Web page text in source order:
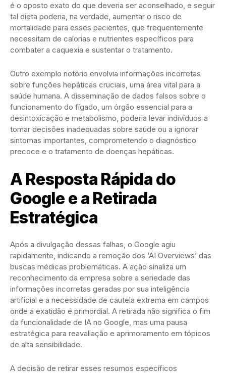
é o oposto exato do que deveria ser aconselhado, e seguir
tal dieta poderia, na verdade, aumentar o risco de
mortalidade para esses pacientes, que frequentemente
necessitam de calorias e nutrientes específicos para
combater a caquexia e sustentar o tratamento.
Outro exemplo notório envolvia informações incorretas
sobre funções hepáticas cruciais, uma área vital para a
saúde humana. A disseminação de dados falsos sobre o
funcionamento do fígado, um órgão essencial para a
desintoxicação e metabolismo, poderia levar indivíduos a
tomar decisões inadequadas sobre saúde ou a ignorar
sintomas importantes, comprometendo o diagnóstico
precoce e o tratamento de doenças hepáticas.
A Resposta Rápida do
Google e a Retirada
Estratégica
Após a divulgação dessas falhas, o Google agiu
rapidamente, indicando a remoção dos ‘AI Overviews’ das
buscas médicas problemáticas. A ação sinaliza um
reconhecimento da empresa sobre a seriedade das
informações incorretas geradas por sua inteligência
artificial e a necessidade de cautela extrema em campos
onde a exatidão é primordial. A retirada não significa o fim
da funcionalidade de IA no Google, mas uma pausa
estratégica para reavaliação e aprimoramento em tópicos
de alta sensibilidade.
A decisão de retirar esses resumos específicos